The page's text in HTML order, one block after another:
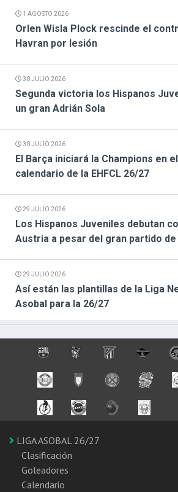
1 AGOSTO 2026
Orlen Wisla Plock rescinde el
Havran por lesión
30 JULIO 2026
Segunda victoria los Hispanos
un gran Adrián Sola
30 JULIO 2026
El Barça iniciará la Champions en
calendario de la EHFCL 26/27
29 JULIO 2026
Los Hispanos Juveniles debutan
Austria a pesar del gran partido
29 JULIO 2026
Así están las plantillas de la Liga
Asobal para la 26/27
LIGA ASOBAL 26/27
Clasificación
Goleadores
Calendario